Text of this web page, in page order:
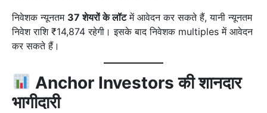
निवेशक न्यूनतम 37 शेयरों के लॉटमें आवेदन कर सकते हैं, यानी न्यूनतम
निवेश राशि ₹14,874 रहेगी। इसके बाद निवेशक multiples में आवेदन
कर सकते हैं।
Anchor Investors की शानदार
भागीदारी